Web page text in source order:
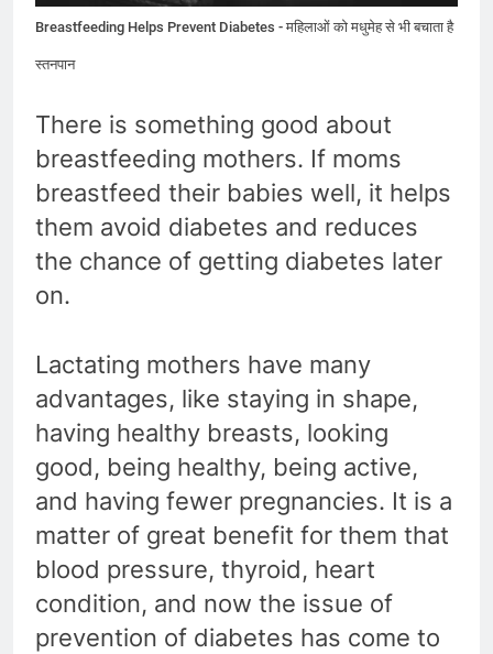
Breastfeeding Helps Prevent Diabetes - महिलाओं को मधुमेह से भी बचाता है
स्तनपान
There is something good about
breastfeeding mothers. If moms
breastfeed their babies well, it helps
them avoid diabetes and reduces
the chance of getting diabetes later
on.
Lactating mothers have many
advantages, like staying in shape,
having healthy breasts, looking
good, being healthy, being active,
and having fewer pregnancies. It is a
matter of great benefit for them that
blood pressure, thyroid, heart
condition, and now the issue of
prevention of diabetes has come to